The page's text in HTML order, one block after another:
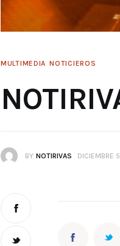
MULTIMEDIA NOTICIEROS
BY NOTIRIVAS DICIEMBRE